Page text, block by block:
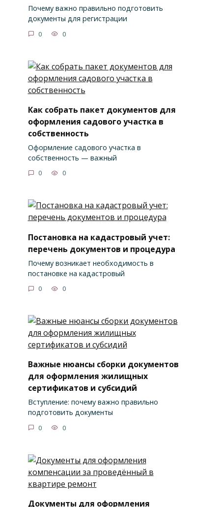
Почему важно правильно подготовить
документы для регистрации
0 0
Как собрать пакет документов для
оформления садового участка в
собственность
Оформление садового участка в
собственность — важный
0 0
Постановка на кадастровый учет:
перечень документов и процедура
Почему возникает необходимость в
постановке на кадастровый
0 0
Важные нюансы сборки документов
для оформления жилищных
сертификатов и субсидий
Вступление: почему важно правильно
подготовить документы
0 0
Документы для оформления